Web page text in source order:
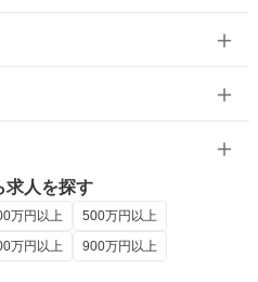
求人を探す
万円以上
500万円以上
万円以上
900万円以上